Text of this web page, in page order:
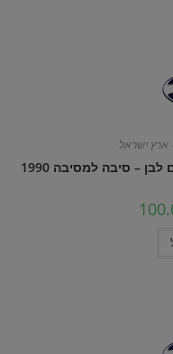
ארץ ישראל
– סיבה למסיבה 1990